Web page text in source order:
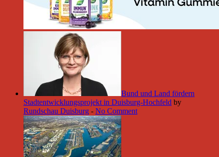
Bund und Land fördern
Stadtentwicklungsprojekt in Duisburg-Hochfeld by
Rundschau Duisburg - No Comment